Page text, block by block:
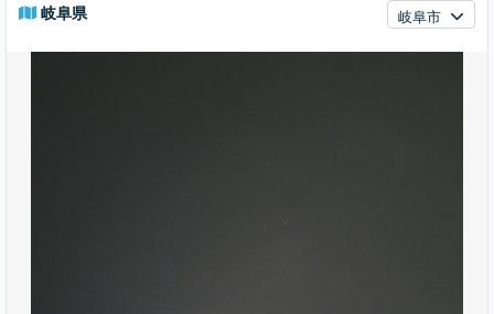
岐阜県 岐阜市